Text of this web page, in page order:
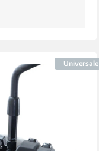
Universale